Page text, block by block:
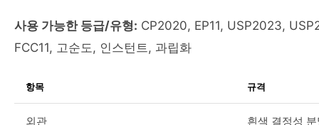
사용 가능한 등급/유형: CP2020, EP11, USP2023,
FCC11, 고순도, 인스턴트, 과립화
항목 규격
외관 흰색 결정성